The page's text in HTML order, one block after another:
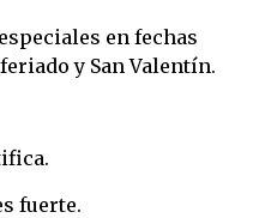
en fechas
y San Valentín.
fuerte.